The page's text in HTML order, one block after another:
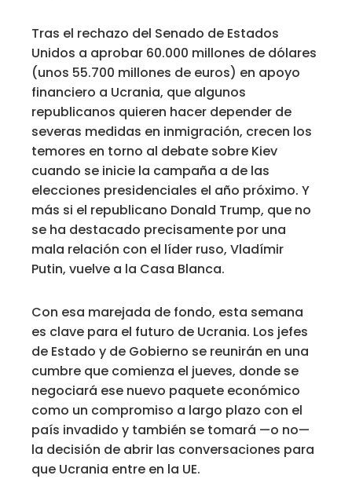
Tras el rechazo del Senado de Estados
Unidos a aprobar 60.000 millones de dólares
(unos 55.700 millones de euros) en apoyo
financiero a Ucrania, que algunos
republicanos quieren hacer depender de
severas medidas en inmigración, crecen los
temores en torno al debate sobre Kiev
cuando se inicie la campaña a de las
elecciones presidenciales el año próximo. Y
más si el republicano Donald Trump, que no
se ha destacado precisamente por una
mala relación con el líder ruso, Vladímir
Putin, vuelve a la Casa Blanca.
Con esa marejada de fondo, esta semana
es clave para el futuro de Ucrania. Los jefes
de Estado y de Gobierno se reunirán en una
cumbre que comienza el jueves, donde se
negociará ese nuevo paquete económico
como un compromiso a largo plazo con el
país invadido y también se tomará —o no—
la decisión de abrir las conversaciones para
que Ucrania entre en la UE.